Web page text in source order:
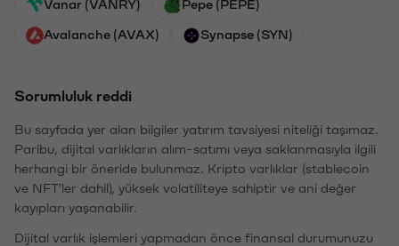
Vanar (VANRY) Pepe (PEPE)
Avalanche (AVAX) Synapse (SYN)
Sorumluluk reddi
Bu sayfada yer alan bilgiler yatırım tavsiyesi niteliği taşımaz.
Paribu, dijital varlıkların alım-satımı veya saklanmasıyla ilgili
herhangi bir öneride bulunmaz. Kripto varlıklar (stablecoin
ve NFT'ler dahil), yüksek volatiliteye sahiptir ve ani değer
kayıpları yaşanabilir.
Dijital varlık işlemleri yapmadan önce finansal durumunuzu